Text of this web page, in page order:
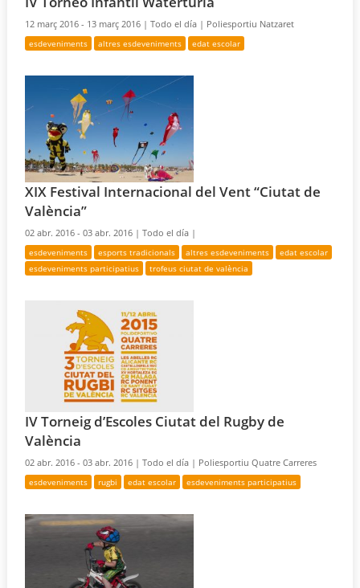
12 març 2016 - 13 març 2016 |Todo el día | Poliesportiu Natzaret
esdeveniments altres esdeveniments edat escolar
XIX Festival Internacional del Vent “Ciutat de
València”
02 abr. 2016 - 03 abr. 2016 |Todo el día |
esdeveniments esports tradicionals altres esdeveniments
edat escolar
esdeveniments participatius
trofeus ciutat de valència
IV Torneig d’Escoles Ciutat del Rugby de
València
02 abr. 2016 - 03 abr. 2016 |Todo el día | Poliesportiu Quatre Carreres
esdeveniments rugbi edat escolar esdeveniments participatius